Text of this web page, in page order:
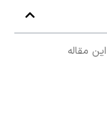
مقاله